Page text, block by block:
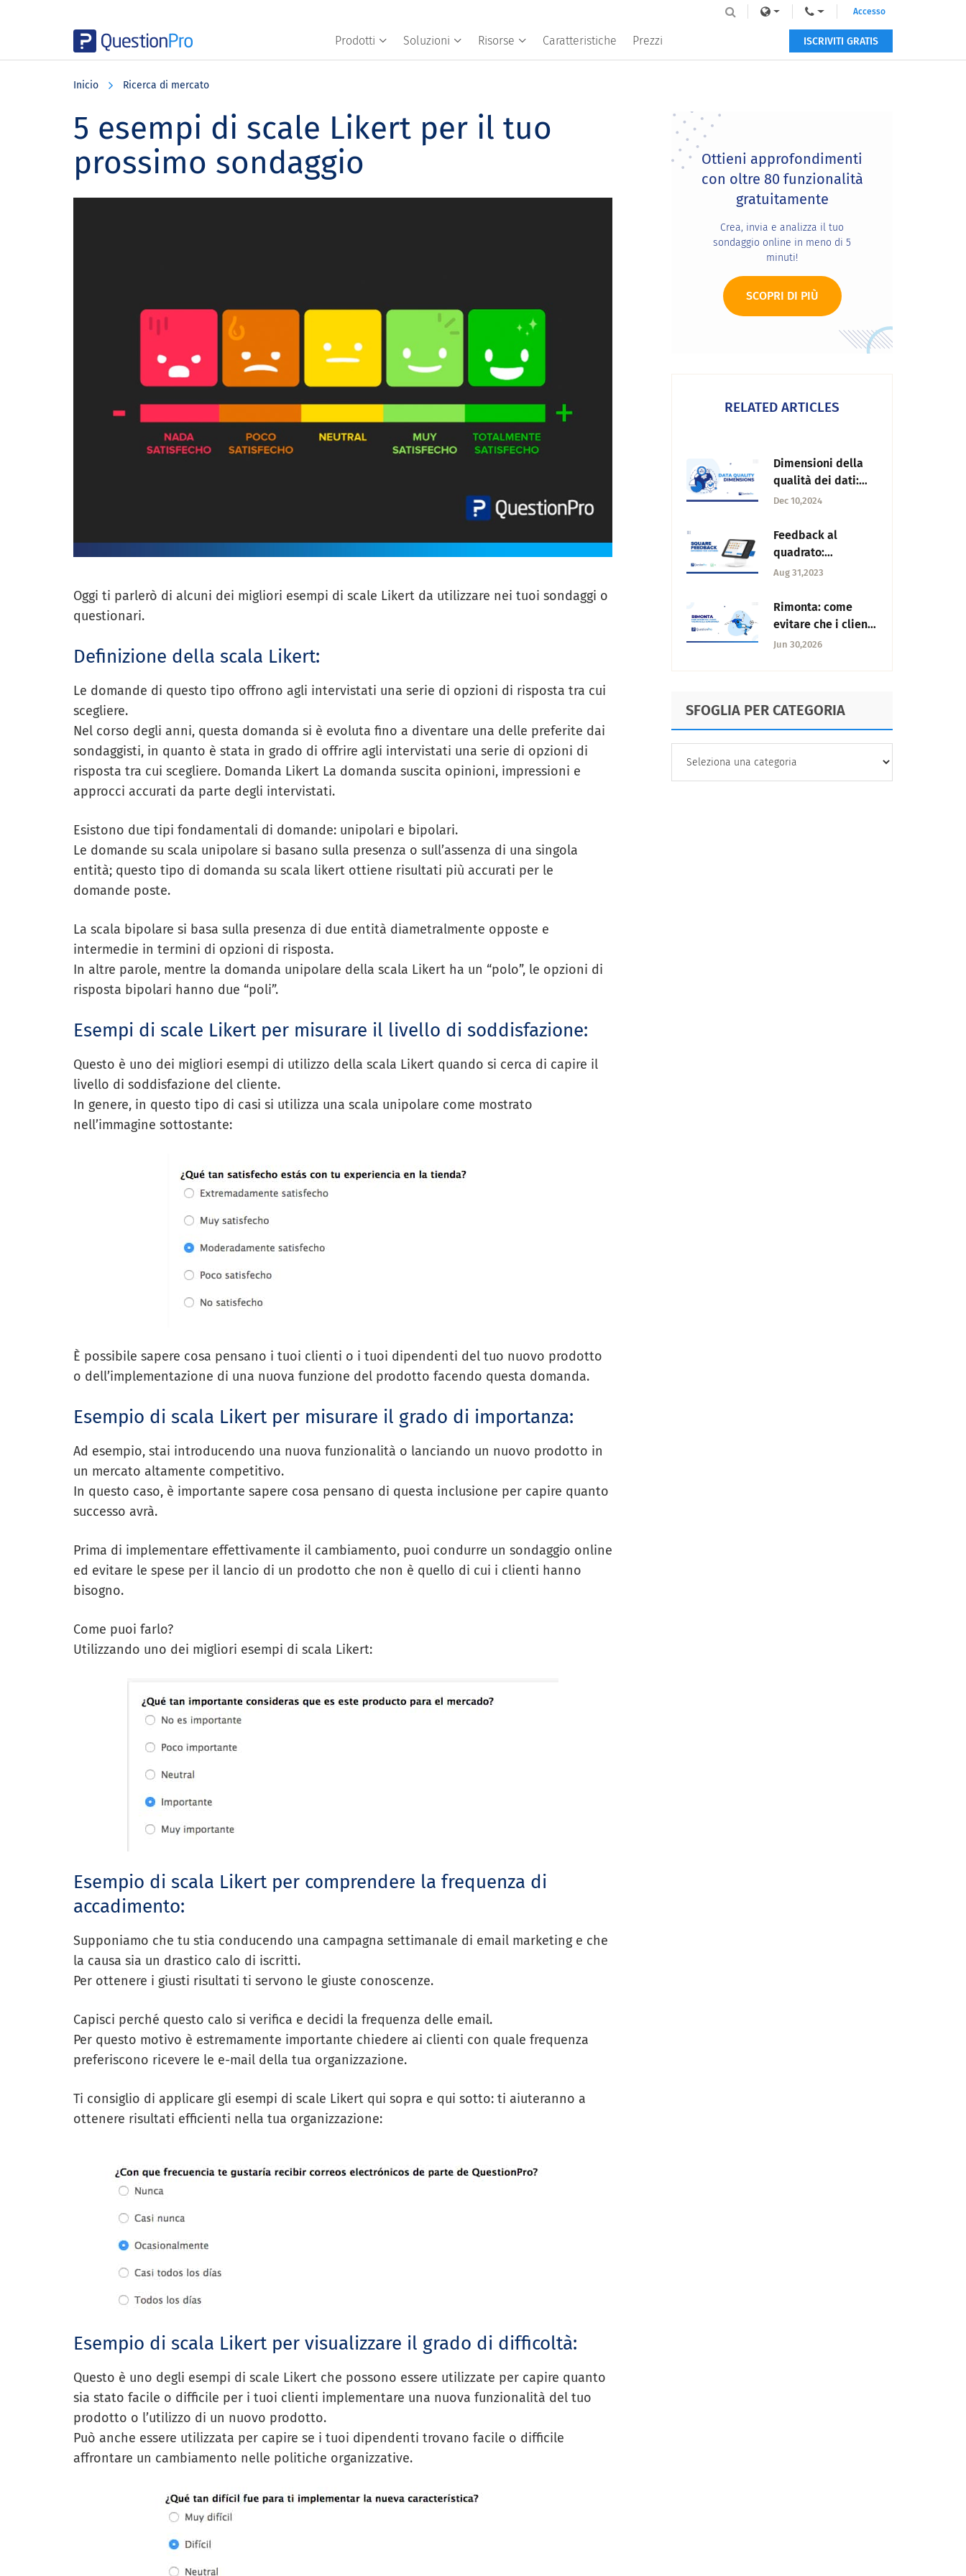
Prodotti Soluzioni Risorse Caratteristiche Prezzi
Accesso
ISCRIVITI GRATIS
Inicio Ricerca di mercato
5 esempi di scale Likert per il tuo
prossimo sondaggio
Oggi ti parlerò di alcuni dei migliori esempi di scale Likert da utilizzare nei tuoi sondaggi o
questionari.
Definizione della scala Likert:
Le domande di questo tipo offrono agli intervistati una serie di opzioni di risposta tra cui
scegliere.
Nel corso degli anni, questa domanda si è evoluta fino a diventare una delle preferite dai
sondaggisti, in quanto è stata in grado di offrire agli intervistati una serie di opzioni di
risposta tra cui scegliere. Domanda Likert La domanda suscita opinioni, impressioni e
approcci accurati da parte degli intervistati.
Esistono due tipi fondamentali di domande: unipolari e bipolari.
Le domande su scala unipolare si basano sulla presenza o sull’assenza di una singola
entità; questo tipo di domanda su scala likert ottiene risultati più accurati per le
domande poste.
La scala bipolare si basa sulla presenza di due entità diametralmente opposte e
intermedie in termini di opzioni di risposta.
In altre parole, mentre la domanda unipolare della scala Likert ha un “polo”, le opzioni di
risposta bipolari hanno due “poli”.
Esempi di scale Likert per misurare il livello di soddisfazione:
Questo è uno dei migliori esempi di utilizzo della scala Likert quando si cerca di capire il
livello di soddisfazione del cliente.
In genere, in questo tipo di casi si utilizza una scala unipolare come mostrato
nell’immagine sottostante:
È possibile sapere cosa pensano i tuoi clienti o i tuoi dipendenti del tuo nuovo prodotto
o dell’implementazione di una nuova funzione del prodotto facendo questa domanda.
Esempio di scala Likert per misurare il grado di importanza:
Ad esempio, stai introducendo una nuova funzionalità o lanciando un nuovo prodotto in
un mercato altamente competitivo.
In questo caso, è importante sapere cosa pensano di questa inclusione per capire quanto
successo avrà.
Prima di implementare effettivamente il cambiamento, puoi condurre un sondaggio online
ed evitare le spese per il lancio di un prodotto che non è quello di cui i clienti hanno
bisogno.
Come puoi farlo?
Utilizzando uno dei migliori esempi di scala Likert:
Esempio di scala Likert per comprendere la frequenza di
accadimento:
Supponiamo che tu stia conducendo una campagna settimanale di email marketing e che
la causa sia un drastico calo di iscritti.
Per ottenere i giusti risultati ti servono le giuste conoscenze.
Capisci perché questo calo si verifica e decidi la frequenza delle email.
Per questo motivo è estremamente importante chiedere ai clienti con quale frequenza
preferiscono ricevere le e-mail della tua organizzazione.
Ti consiglio di applicare gli esempi di scale Likert qui sopra e qui sotto: ti aiuteranno a
ottenere risultati efficienti nella tua organizzazione:
Esempio di scala Likert per visualizzare il grado di difficoltà:
Questo è uno degli esempi di scale Likert che possono essere utilizzate per capire quanto
sia stato facile o difficile per i tuoi clienti implementare una nuova funzionalità del tuo
prodotto o l’utilizzo di un nuovo prodotto.
Può anche essere utilizzata per capire se i tuoi dipendenti trovano facile o difficile
affrontare un cambiamento nelle politiche organizzative.
Primary
Sidebar
Ottieni approfondimenti
con oltre 80 funzionalità
gratuitamente
Crea, invia e analizza il tuo
sondaggio online in meno di 5
minuti!
SCOPRI DI PIÙ
RELATED ARTICLES
Dimensioni della
qualità dei dati:
Cosa sono e come
Dec 10,2024
Feedback al
quadrato:
Importanza nel
cliente di
un'azienda
Aug 31,2023
Rimonta: come
evitare che i clienti
vadano dalla
Jun 30,2026
SFOGLIA PER CATEGORIA
PER
CATEGORIA